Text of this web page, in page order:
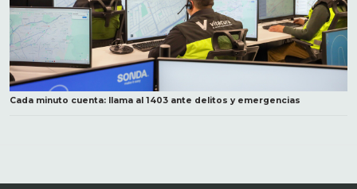
Cada minuto cuenta: llama al 1403 ante delitos y emergencias